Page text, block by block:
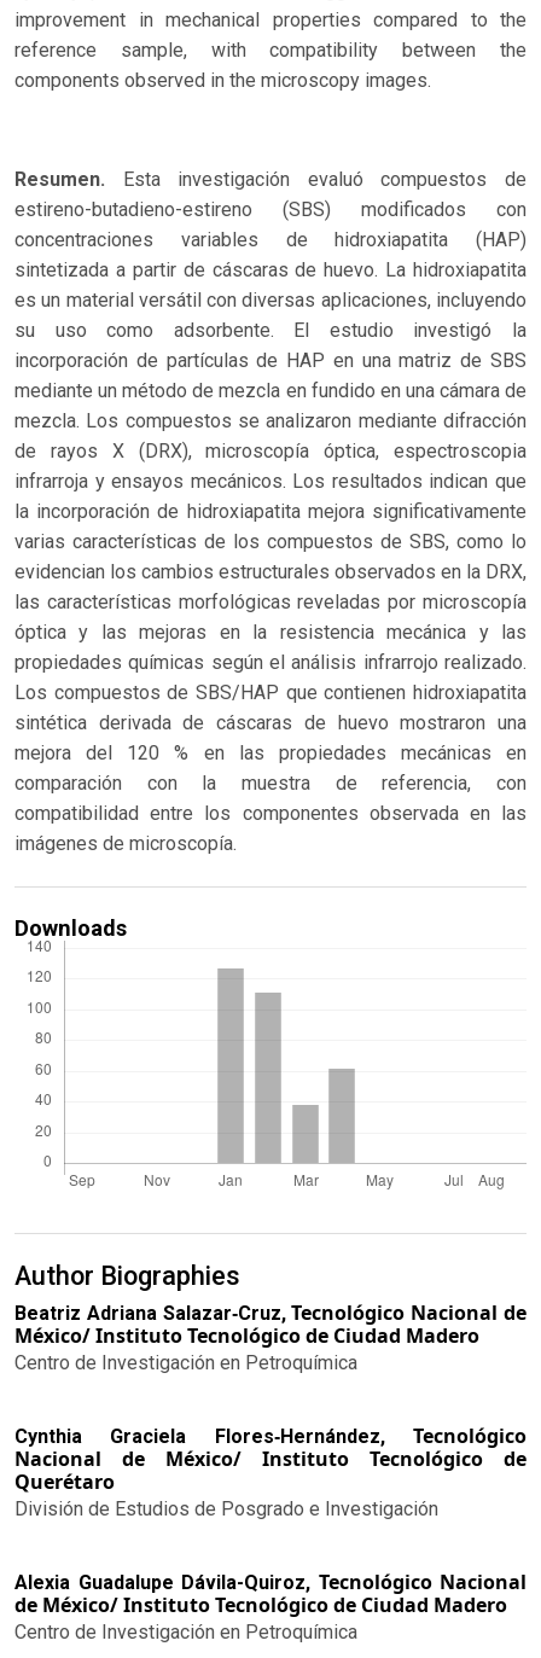
improvement in mechanical properties compared to the
reference sample, with compatibility between the
components observed in the microscopy images.
Resumen. Esta investigación evaluó compuestos de
estireno-butadieno-estireno (SBS) modificados con
concentraciones variables de hidroxiapatita (HAP)
sintetizada a partir de cáscaras de huevo. La hidroxiapatita
es un material versátil con diversas aplicaciones, incluyendo
su uso como adsorbente. El estudio investigó la
incorporación de partículas de HAP en una matriz de SBS
mediante un método de mezcla en fundido en una cámara de
mezcla. Los compuestos se analizaron mediante difracción
de rayos X (DRX), microscopía óptica, espectroscopia
infrarroja y ensayos mecánicos. Los resultados indican que
la incorporación de hidroxiapatita mejora significativamente
varias características de los compuestos de SBS, como lo
evidencian los cambios estructurales observados en la DRX,
las características morfológicas reveladas por microscopía
óptica y las mejoras en la resistencia mecánica y las
propiedades químicas según el análisis infrarrojo realizado.
Los compuestos de SBS/HAP que contienen hidroxiapatita
sintética derivada de cáscaras de huevo mostraron una
mejora del 120 % en las propiedades mecánicas en
comparación con la muestra de referencia, con
compatibilidad entre los componentes observada en las
imágenes de microscopía.
Downloads
Author Biographies
Beatriz Adriana Salazar‑Cruz,Tecnológico Nacional de
México/ Instituto Tecnológico de Ciudad Madero
Centro de Investigación en Petroquímica
Cynthia Graciela Flores‑Hernández, Tecnológico
Nacional de México/ Instituto Tecnológico de
Querétaro
División de Estudios de Posgrado e Investigación
Alexia Guadalupe Dávila-Quiroz, Tecnológico Nacional
de México/ Instituto Tecnológico de Ciudad Madero
Centro de Investigación en Petroquímica